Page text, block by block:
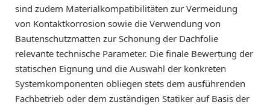
sind zudem Materialkompatibilitäten zur Vermeidung
von Kontaktkorrosion sowie die Verwendung von
Bautenschutzmatten zur Schonung der Dachfolie
relevante technische Parameter. Die finale Bewertung der
statischen Eignung und die Auswahl der konkreten
Systemkomponenten obliegen stets dem ausführenden
Fachbetrieb oder dem zuständigen Statiker auf Basis der